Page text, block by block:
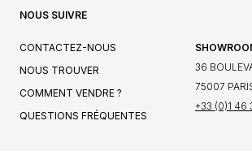
NOUS SUIVRE
CONTACTEZ-NOUS
NOUS TROUVER
COMMENT VENDRE ?
QUESTIONS FRÉQUENTES
36
75007
+33 (0)1 46